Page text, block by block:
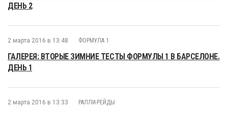
ДЕНЬ 2
2 марта 2016 в 13:48 ФОРМУЛА 1
ГАЛЕРЕЯ: ВТОРЫЕ ЗИМНИЕ ТЕСТЫ ФОРМУЛЫ 1 В БАРСЕЛОНЕ.
ДЕНЬ 1
2 марта 2016 в 13:33 РАЛЛИ-РЕЙДЫ